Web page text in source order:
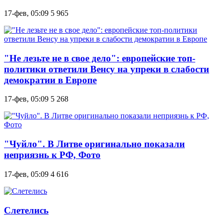
17-фев, 05:09 5 965
"Не лезьте не в свое дело": европейские топ-
политики ответили Венсу на упреки в слабости
демократии в Европе
17-фев, 05:09 5 268
"Чуйло". В Литве оригинально показали
неприязнь к РФ, Фото
17-фев, 05:09 4 616
Слетелись